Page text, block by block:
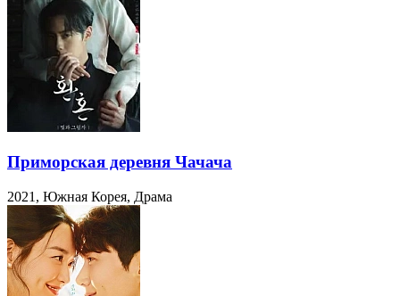
Приморская деревня Чачача
2021, Южная Корея, Драма